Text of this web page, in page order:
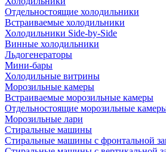
Отдельностоящие холодильники
Встраиваемые холодильники
Холодильники Side-by-Side
Винные холодильники
Льдогенераторы
Мини-бары
Холодильные витрины
Морозильные камеры
Встраиваемые морозильные камеры
Отдельностоящие морозильные
Морозильные лари
Стиральные машины
Стиральные машины с фронтальной